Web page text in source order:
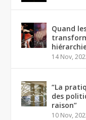
Quand
14 Nov,
“La
des
raison”
10 Nov,